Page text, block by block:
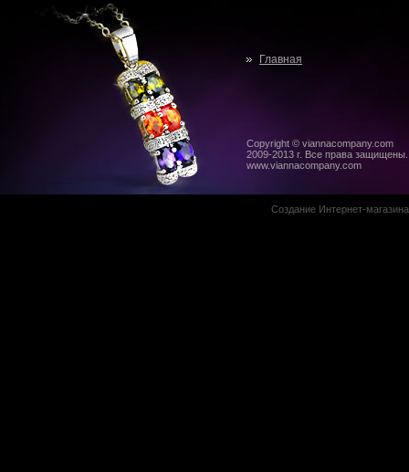
Главная
Copyright © viannacompany.com
2009-2013 г. Все права защищены.
www.viannacompany.com
Создание Интернет-